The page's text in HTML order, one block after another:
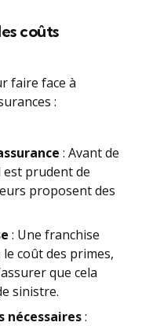
coûts
faire face à
:
: Avant de
prudent de
proposent des
: Une franchise
coût des primes,
que cela
sinistre.
nécessaires: